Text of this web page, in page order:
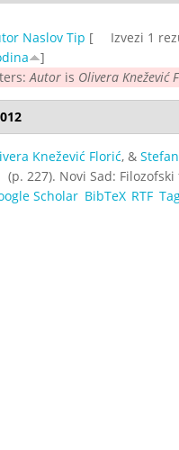
Izvezi 1
Naslov Tip [
]
Autor is Olivera Knežević
Knežević Florić, &
(p. 227). Novi Sad:
Scholar BibTeX RTF